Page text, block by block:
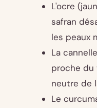
L'ocre
safran
les peaux
La
proche du
neutre de
Le